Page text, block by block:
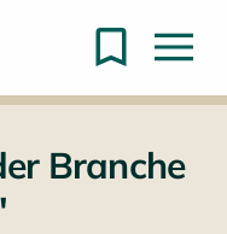
Branche